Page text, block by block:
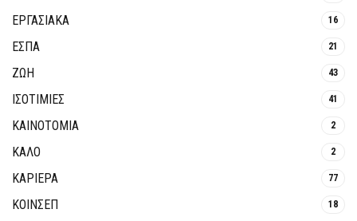
ΕΡΓΑΣΙΑΚΑ
16
ΕΣΠΑ 21
ΖΩΗ 43
ΙΣΟΤΙΜΙΕΣ 41
ΚΑΙΝΟΤΟΜΊΑ 2
ΚΑΛΟ 2
ΚΑΡΙΕΡΑ 77
ΚΟΙΝΣΕΠ 18